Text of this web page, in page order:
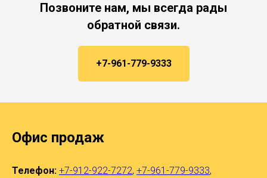
Позвоните нам, мы всегда рады
обратной связи.
+7-961-779-9333
Офис продаж
Телефон: +7-912-922-7272, +7-961-779-9333,